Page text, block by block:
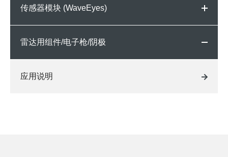
传感器模块 (WaveEyes)
雷达用组件/电子枪/阴极
应用说明